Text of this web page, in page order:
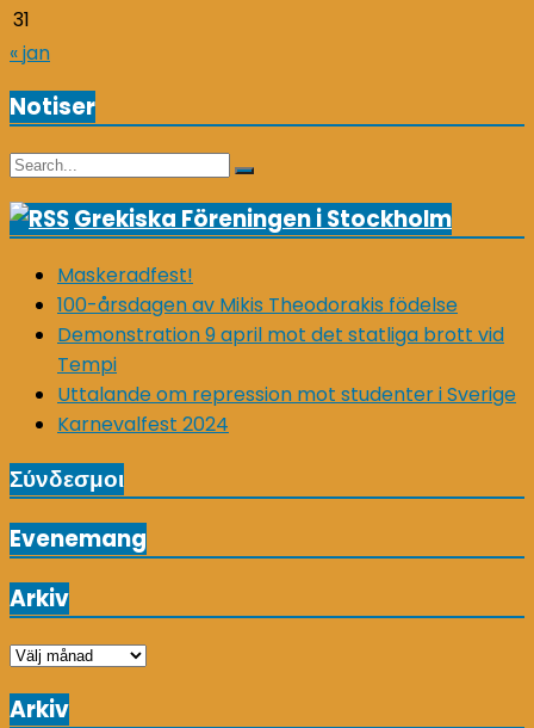
31
« jan
Notiser
Search
Search
Grekiska Föreningen i Stockholm
Maskeradfest!
100-årsdagen av Mikis Theodorakis födelse
Demonstration 9 april mot det statliga brott vid
Tempi
Uttalande om repression mot studenter i Sverige
Karnevalfest 2024
Σύνδεσμοι
Evenemang
Arkiv
Arkiv
Arkiv